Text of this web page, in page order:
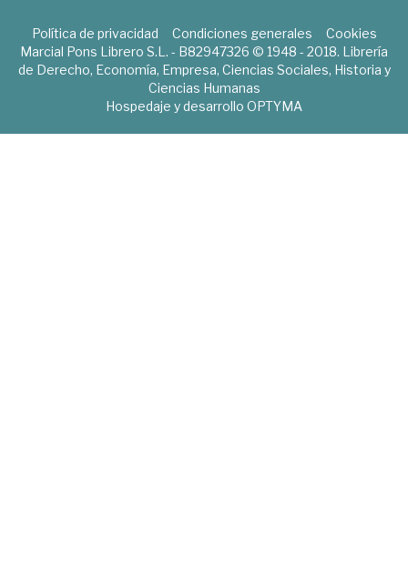
Política de privacidad Condiciones generales
Cookies
Marcial Pons Librero S.L. - B82947326 © 1948 - 2018. Librería
de Derecho, Economía, Empresa, Ciencias Sociales, Historia y
Ciencias Humanas
Hospedaje y desarrollo OPTYMA